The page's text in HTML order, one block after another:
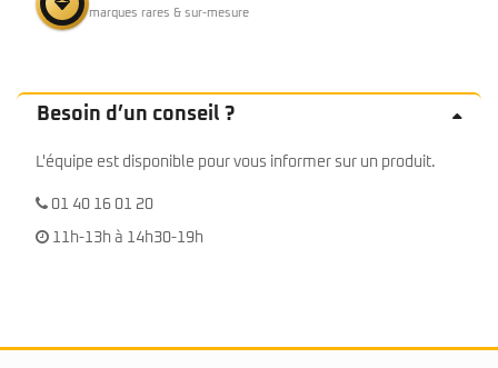
marques rares & sur-mesure
Besoin d’un conseil ?
L'équipe est disponible pour vous informer sur un produit.
01 40 16 01 20
11h-13h à 14h30-19h